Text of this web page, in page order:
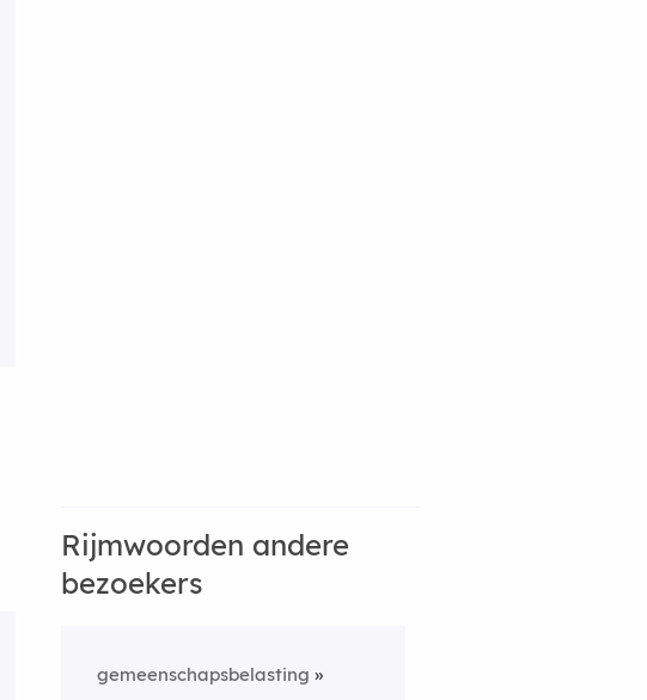
Rijmwoorden andere
bezoekers
gemeenschapsbelasting